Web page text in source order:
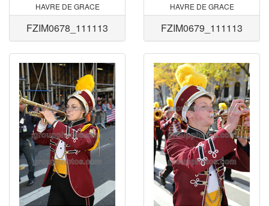
HAVRE DE GRACE
FZIM0678_111113
HAVRE DE GRACE
FZIM0679_111113